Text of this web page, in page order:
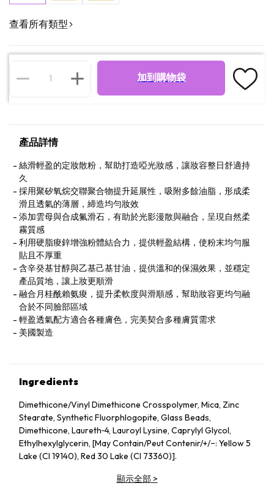
查看所有類型
加到購物袋
產品詳情
絲滑輕盈的定妝散粉，幫助打造啞光妝感，讓妝容整日舒適持
久
採用聚矽氧烷交聯聚合物提升延展性，吸附多餘油脂，形成柔
滑且透氣的薄層，締造均勻妝效
添加雲母與合成氟滑石，有助於光影漫散與融合，呈現自然柔
霧質感
利用硬脂痠鋅增強粉體結合力，提供輕盈結構，使粉末均勻服
貼且不厚重
含辛癸基甘醇與乙基己基甘油，提供溫和的保濕效果，並穩定
產品質地，讓上妝更順滑
融合月桂酰賴氨痠，提升柔軟度與滑順感，幫助妝容更均勻融
合於不同臉部區域
輕盈透氣配方適合各種膚色，完美契合多種膚質需求
美國製造
Ingredients
Dimethicone/Vinyl Dimethicone Crosspolymer, Mica, Zinc
Stearate, Synthetic Fluorphlogopite, Glass Beads,
Dimethicone, Laureth‑4, Lauroyl Lysine, Caprylyl Glycol,
Ethylhexylglycerin, [May Contain/Peut Contenir/+/−: Yellow 5
Lake (CI 19140), Red 30 Lake (CI 73360)].
顯示全部>